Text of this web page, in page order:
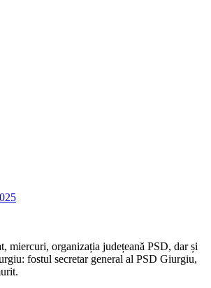
miercuri, organizația județeană PSD, dar și
fostul secretar general al PSD Giurgiu,